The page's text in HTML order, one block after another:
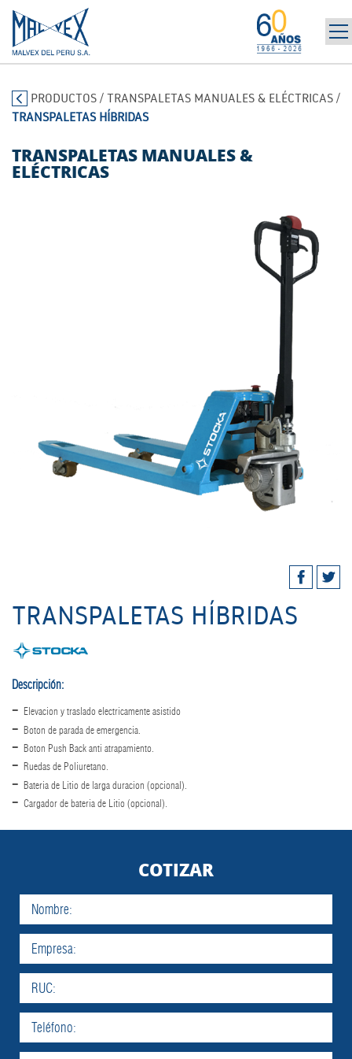
965 394 698
LA EMPRESA
PRODUCTOS
PRODUCTOS / TRANSPALETAS MANUALES & ELÉCTRICAS /
TRANSPALETAS HÍBRIDAS
TRANSPALETAS MANUALES &
ELÉCTRICAS
TRANSPALETAS HÍBRIDAS
Descripción:
Elevacion y traslado electricamente asistido
Boton de parada de emergencia.
Boton Push Back anti atrapamiento.
Ruedas de Poliuretano.
Bateria de Litio de larga duracion (opcional).
Cargador de bateria de Litio (opcional).
COTIZAR